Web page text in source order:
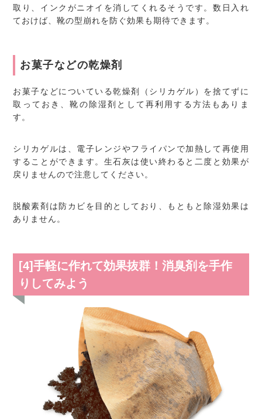
取り、インクがニオイを消してくれるそうです。数日入れ
ておけば、靴の型崩れを防ぐ効果も期待できます。
お菓子などの乾燥剤
お菓子などについている乾燥剤（シリカゲル）を捨てずに
取っておき、靴の除湿剤として再利用する方法もありま
す。
シリカゲルは、電子レンジやフライパンで加熱して再使用
することができます。生石灰は使い終わると二度と効果が
戻りませんので注意してください。
脱酸素剤は防カビを目的としており、もともと除湿効果は
ありません。
[4]手軽に作れて効果抜群！消臭剤を手作
りしてみよう